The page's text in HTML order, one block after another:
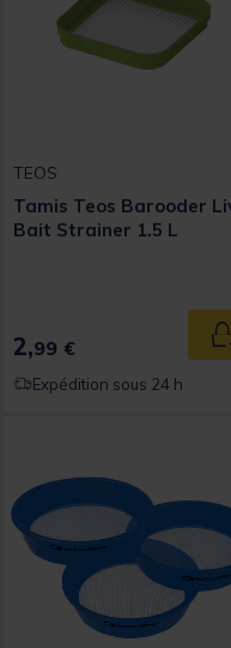
TEOS
Tamis Teos Barooder
Bait Strainer 1.5 L
2,99 €
Expédition sous 24 h